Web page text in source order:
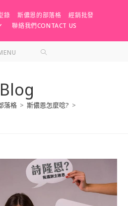
錄 斯儂恩的部落格
經銷批發
聯絡我們CONTACT US
Blog
落格 > 斯儂恩怎麼唸? >